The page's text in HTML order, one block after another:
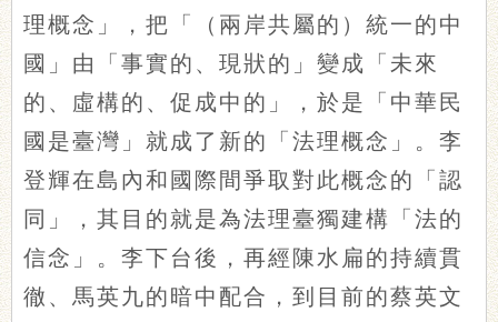
理概念」，把「（兩岸共屬的）統一的中
國」由「事實的、現狀的」變成「未來
的、虛構的、促成中的」，於是「中華民
國是臺灣」就成了新的「法理概念」。李
登輝在島內和國際間爭取對此概念的「認
同」，其目的就是為法理臺獨建構「法的
信念」。李下台後，再經陳水扁的持續貫
徹、馬英九的暗中配合，到目前的蔡英文